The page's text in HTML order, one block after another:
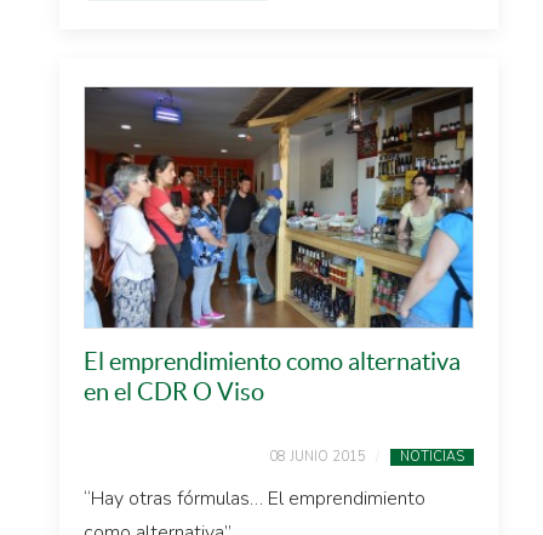
El emprendimiento como alternativa
en el CDR O Viso
08 JUNIO 2015 NOTICIAS
“Hay otras fórmulas… El emprendimiento